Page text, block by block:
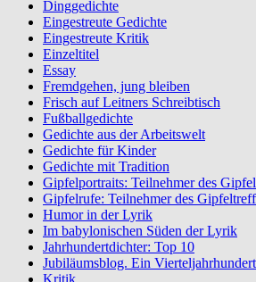
Dinggedichte
Eingestreute Gedichte
Eingestreute Kritik
Einzeltitel
Essay
Fremdgehen, jung bleiben
Frisch auf Leitners Schreibtisch
Fußballgedichte
Gedichte aus der Arbeitswelt
Gedichte für Kinder
Gedichte mit Tradition
Gipfelportraits: Teilnehmer des
Gipfelrufe: Teilnehmer des
Humor in der Lyrik
Im babylonischen Süden der Lyrik
Jahrhundertdichter: Top 10
Jubiläumsblog. Ein
Kritik